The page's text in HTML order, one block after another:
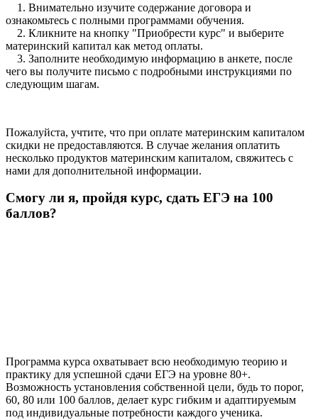
1. Внимательно изучите содержание договора и
ознакомьтесь с полными программами обучения.
2. Кликните на кнопку "Приобрести курс" и выберите
материнский капитал как метод оплаты.
3. Заполните необходимую информацию в анкете, после
чего вы получите письмо с подробными инструкциями по
следующим шагам.
Пожалуйста, учтите, что при оплате материнским капиталом
скидки не предоставляются. В случае желания оплатить
несколько продуктов материнским капиталом, свяжитесь с
нами для дополнительной информации.
Смогу ли я, пройдя курс, сдать ЕГЭ на 100
баллов?
Программа курса охватывает всю необходимую теорию и
практику для успешной сдачи ЕГЭ на уровне 80+.
Возможность установления собственной цели, будь то порог,
60, 80 или 100 баллов, делает курс гибким и адаптируемым
под индивидуальные потребности каждого ученика.